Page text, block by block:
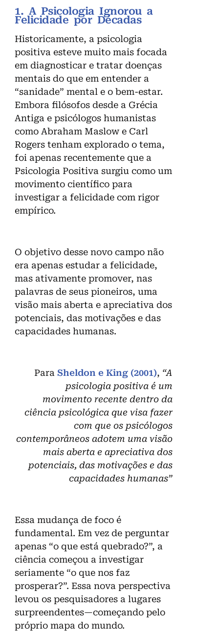
1. A Psicologia Ignorou a
Felicidade por Décadas
Historicamente, a psicologia
positiva esteve muito mais focada
em diagnosticar e tratar doenças
mentais do que em entender a
“sanidade” mental e o bem-estar.
Embora filósofos desde a Grécia
Antiga e psicólogos humanistas
como Abraham Maslow e Carl
Rogers tenham explorado o tema,
foi apenas recentemente que a
Psicologia Positiva surgiu como um
movimento científico para
investigar a felicidade com rigor
empírico.
O objetivo desse novo campo não
era apenas estudar a felicidade,
mas ativamente promover, nas
palavras de seus pioneiros, uma
visão mais aberta e apreciativa dos
potenciais, das motivações e das
capacidades humanas.
Para Sheldon e King (2001), “A
psicologia positiva é um
movimento recente dentro da
ciência psicológica que visa fazer
com que os psicólogos
contemporâneos adotem uma visão
mais aberta e apreciativa dos
potenciais, das motivações e das
capacidades humanas”
Essa mudança de foco é
fundamental. Em vez de perguntar
apenas “o que está quebrado?”, a
ciência começou a investigar
seriamente “o que nos faz
prosperar?”. Essa nova perspectiva
levou os pesquisadores a lugares
surpreendentes—começando pelo
próprio mapa do mundo.